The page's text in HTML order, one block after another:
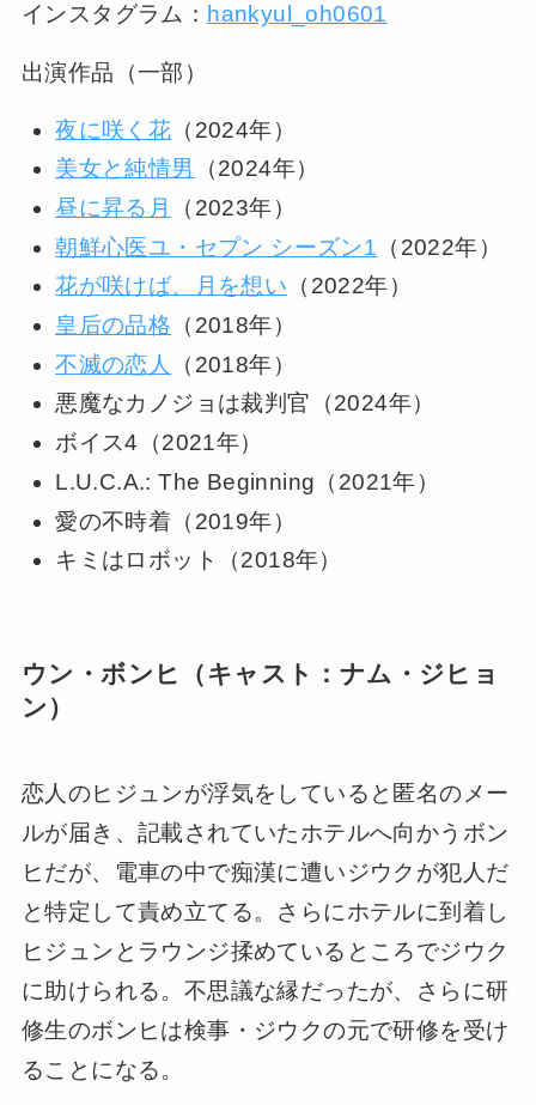
インスタグラム： hankyul_oh0601
出演作品（一部）
夜に咲く花 （2024年）
美女と純情男
（2024年）
昼に昇る月
（2023年）
朝鮮心医ユ・セプン シーズン1 （2022年）
花が咲けば、月を想い （2022年）
皇后の品格 （2018年）
不滅の恋人
（2018年）
悪魔なカノジョは裁判官（2024年）
ボイス4（2021年）
L.U.C.A.: The Beginning（2021年）
愛の不時着（2019年）
キミはロボット（2018年）
ウン・ボンヒ（キャスト：ナム・ジヒョ
ン）
恋人のヒジュンが浮気をしていると匿名のメー
ルが届き、記載されていたホテルへ向かうボン
ヒだが、電車の中で痴漢に遭いジウクが犯人だ
と特定して責め立てる。さらにホテルに到着し
ヒジュンとラウンジ揉めているところでジウク
に助けられる。不思議な縁だったが、さらに研
修生のボンヒは検事・ジウクの元で研修を受け
ることになる。